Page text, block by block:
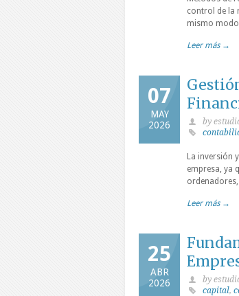
control de la
mismo
Leer más →
07
MAY
2026
by
La inversión
empresa, ya
Leer más →
25
ABR
2026
by
capital,